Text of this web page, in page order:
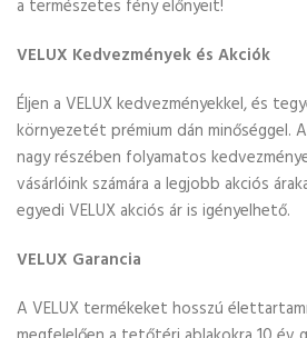
a természetes fény előnyeit!
VELUX Kedvezmények és Akciók
Éljen a VELUX kedvezményekkel, és
környezetét prémium dán minőséggel.
nagy részében folyamatos
vásárlóink számára a legjobb akciós
egyedi VELUX akciós ár is igényelhető.
VELUX Garancia
A VELUX termékeket hosszú